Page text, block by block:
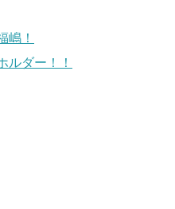
嶋！
ルダー！！